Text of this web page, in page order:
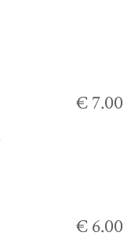
€ 7.00
€ 6.00